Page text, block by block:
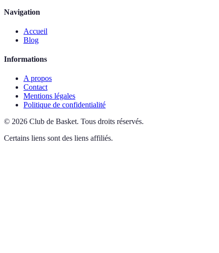
Navigation
Accueil
Blog
Informations
A propos
Contact
Mentions légales
Politique de confidentialité
© 2026 Club de Basket. Tous droits réservés.
Certains liens sont des liens affiliés.